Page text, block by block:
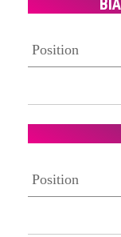
Position
Position